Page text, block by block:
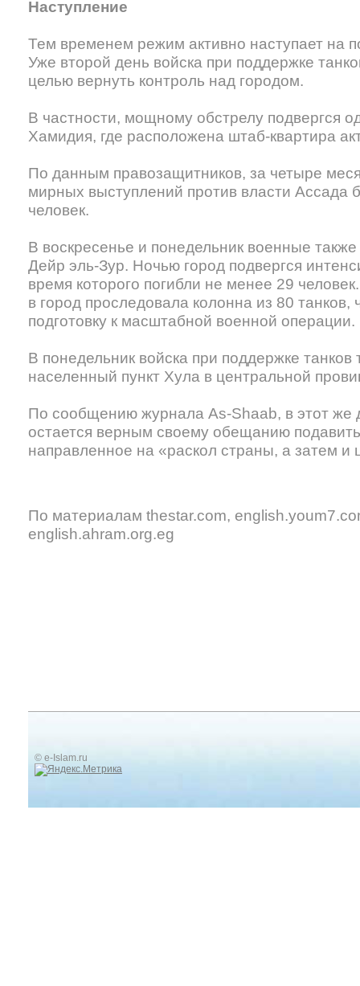
Наступление
Тем временем режим активно наступает на
Уже второй день войска при поддержке
целью вернуть контроль над городом.
В частности, мощному обстрелу подвергся
Хамидия, где расположена штаб-квартира
По данным правозащитников, за четыре
мирных выступлений против власти Ассада
человек.
В воскресенье и понедельник военные
Дейр эль-Зур. Ночью город подвергся
время которого погибли не менее 29
в город проследовала колонна из 80 танков,
подготовку к масштабной военной операции.
В понедельник войска при поддержке
населенный пункт Хула в центральной
По сообщению журнала As-Shaab, в этот же
остается верным своему обещанию
направленное на «раскол страны, а затем и
По материалам thestar.com,
english.ahram.org.eg
© e-Islam.ru